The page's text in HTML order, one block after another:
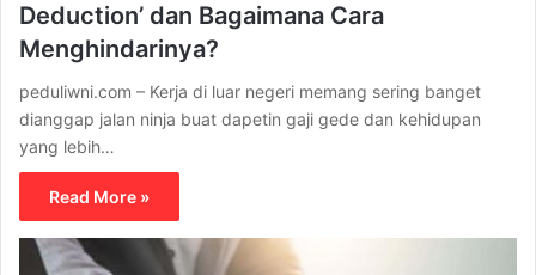
Deduction’ dan Bagaimana Cara
Menghindarinya?
peduliwni.com – Kerja di luar negeri memang sering banget
dianggap jalan ninja buat dapetin gaji gede dan kehidupan
yang lebih…
Read More »